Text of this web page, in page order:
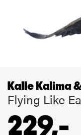
Kalle Kalima
Flying Like
229,-